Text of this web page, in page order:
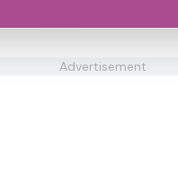
Advertisement